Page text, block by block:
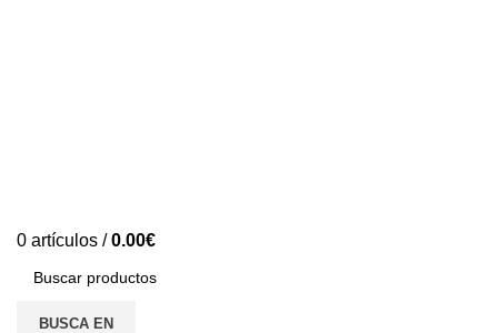
0 artículos / 0.00€
BUSCA EN